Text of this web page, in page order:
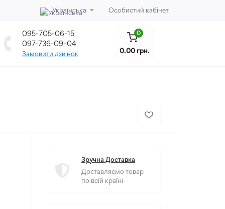
Українська Особистий кабінет
095-705-06-15
097-736-09-04
Замовити дзвінок
0
0.00 грн.
Зручна Доставка
Доставляємо товар
по всій країні